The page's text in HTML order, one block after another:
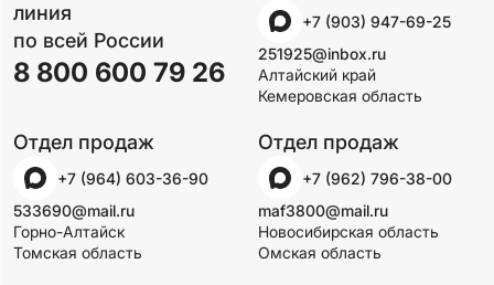
линия
по всей России
8 800 600 79 26
+7 (903) 947-69-25
251925@inbox.ru
Алтайский край
Кемеровская область
Отдел продаж
+7 (964) 603-36-90
533690@mail.ru
Горно-Алтайск
Томская область
Отдел продаж
+7 (962) 796-38-00
maf3800@mail.ru
Новосибирская область
Омская область